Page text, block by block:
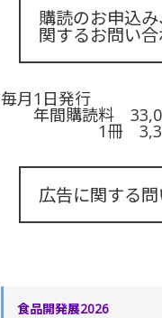
購読のお申込
関するお問い
毎月1日発行
年間購読料
1冊 3,300円
広告に関する
食品開発展2026